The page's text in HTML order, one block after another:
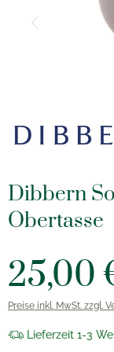
Dibbern
Obertasse
25,00
Preise inkl. MwSt. zzgl.
Lieferzeit 1-3